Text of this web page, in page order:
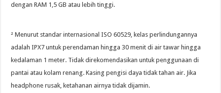
dengan RAM 1,5 GB atau lebih tinggi.
² Menurut standar internasional ISO 60529, kelas perlindungannya
adalah IPX7 untuk perendaman hingga 30 menit di air tawar hingga
kedalaman 1 meter. Tidak direkomendasikan untuk penggunaan di
pantai atau kolam renang. Kasing pengisi daya tidak tahan air. Jika
headphone rusak, ketahanan airnya tidak dijamin.